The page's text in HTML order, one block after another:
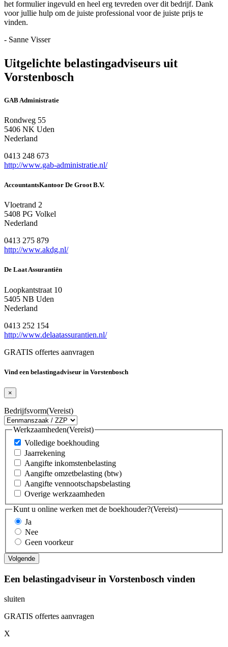
het formulier ingevuld en heel erg tevreden over dit bedrijf. Dank
voor jullie hulp om de juiste professional voor de juiste prijs te
vinden.
- Sanne Visser
Uitgelichte belastingadviseurs uit
Vorstenbosch
GAB Administratie
Rondweg 55
5406 NK Uden
Nederland
0413 248 673
http://www.gab-administratie.nl/
AccountantsKantoor De Groot B.V.
Vloetrand 2
5408 PG Volkel
Nederland
0413 275 879
http://www.akdg.nl/
De Laat Assurantiën
Loopkantstraat 10
5405 NB Uden
Nederland
0413 252 154
http://www.delaatassurantien.nl/
GRATIS offertes aanvragen
Vind een belastingadviseur in Vorstenbosch
×
Bedrijfsvorm(Vereist)
Werkzaamheden(Vereist)
Volledige boekhouding
Jaarrekening
Aangifte inkomstenbelasting
Aangifte omzetbelasting (btw)
Aangifte vennootschapsbelasting
Overige werkzaamheden
Kunt u online werken met de boekhouder?(Vereist)
Ja
Nee
Geen voorkeur
Een belastingadviseur in Vorstenbosch vinden
sluiten
GRATIS offertes aanvragen
X